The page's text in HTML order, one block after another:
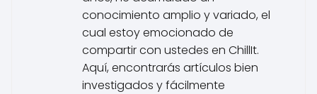
conocimiento amplio y variado, el
cual estoy emocionado de
compartir con ustedes en ChillIt.
Aquí, encontrarás artículos bien
investigados y fácilmente